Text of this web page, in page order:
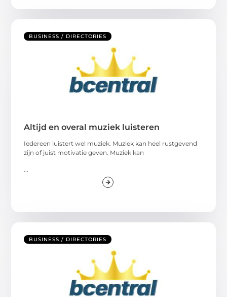
BUSINESS / DIRECTORIES
Altijd en overal muziek luisteren
Iedereen luistert wel muziek. Muziek kan heel rustgevend
zijn of juist motivatie geven. Muziek kan
BUSINESS / DIRECTORIES